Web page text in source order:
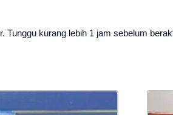
Tunggu kurang lebih 1 jam sebelum